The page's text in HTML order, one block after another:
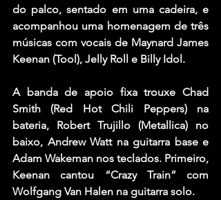
do palco, sentado em uma cadeira, e
acompanhou uma homenagem de três
músicas com vocais de Maynard James
Keenan (Tool), Jelly Roll e Billy Idol.
A banda de apoio fixa trouxe Chad
Smith (Red Hot Chili Peppers) na
bateria, Robert Trujillo (Metallica) no
baixo, Andrew Watt
Adam Wakeman nos teclados. Primeiro,
Keenan cantou “Crazy Train”
Wolfgang Van Halen na guitarra solo.